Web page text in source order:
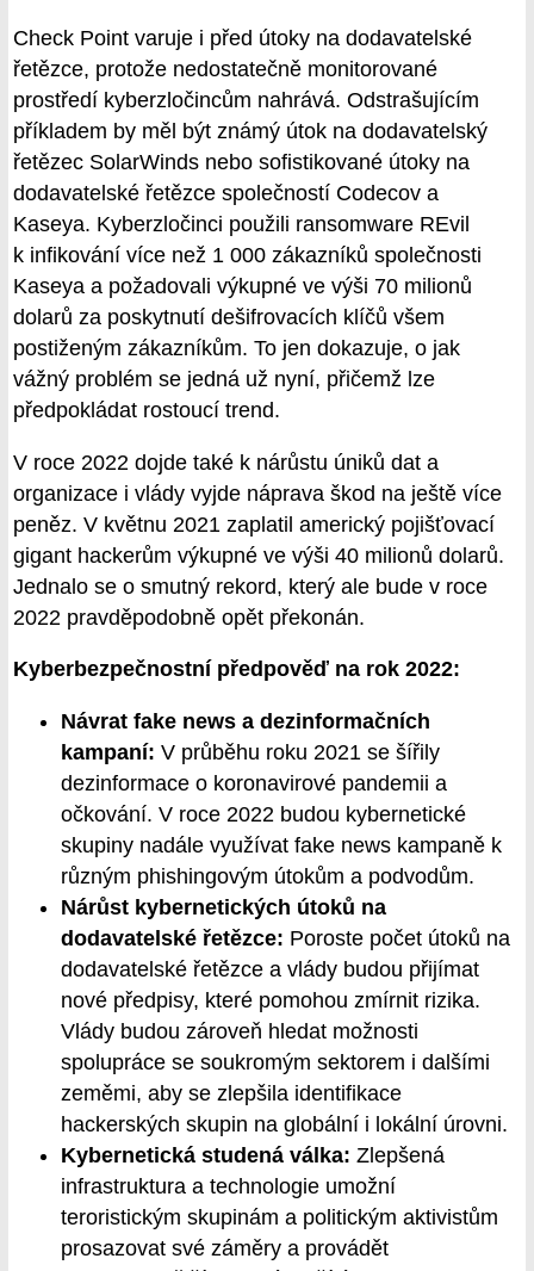
Check Point varuje i před útoky na dodavatelské
řetězce, protože nedostatečně monitorované
prostředí kyberzločincům nahrává. Odstrašujícím
příkladem by měl být známý útok na dodavatelský
řetězec SolarWinds nebo sofistikované útoky na
dodavatelské řetězce společností Codecov a
Kaseya. Kyberzločinci použili ransomware REvil
k infikování více než 1 000 zákazníků společnosti
Kaseya a požadovali výkupné ve výši 70 milionů
dolarů za poskytnutí dešifrovacích klíčů všem
postiženým zákazníkům. To jen dokazuje, o jak
vážný problém se jedná už nyní, přičemž lze
předpokládat rostoucí trend.
V roce 2022 dojde také k nárůstu úniků dat a
organizace i vlády vyjde náprava škod na ještě více
peněz. V květnu 2021 zaplatil americký pojišťovací
gigant hackerům výkupné ve výši 40 milionů dolarů.
Jednalo se o smutný rekord, který ale bude v roce
2022 pravděpodobně opět překonán.
Kyberbezpečnostní předpověď na rok 2022:
Návrat fake news a dezinformačních
kampaní: V průběhu roku 2021 se šířily
dezinformace o koronavirové pandemii a
očkování. V roce 2022 budou kybernetické
skupiny nadále využívat fake news kampaně k
různým phishingovým útokům a podvodům.
Nárůst kybernetických útoků na
dodavatelské řetězce: Poroste počet útoků na
dodavatelské řetězce a vlády budou přijímat
nové předpisy, které pomohou zmírnit rizika.
Vlády budou zároveň hledat možnosti
spolupráce se soukromým sektorem i dalšími
zeměmi, aby se zlepšila identifikace
hackerských skupin na globální i lokální úrovni.
Kybernetická studená válka: Zlepšená
infrastruktura a technologie umožní
teroristickým skupinám a politickým aktivistům
prosazovat své záměry a provádět